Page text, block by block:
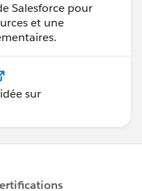
Salesforce pour
et une
sur